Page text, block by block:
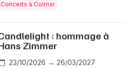
Concerts à Colmar
: hommage à
Zimmer
23/10/2026 → 26/03/2027